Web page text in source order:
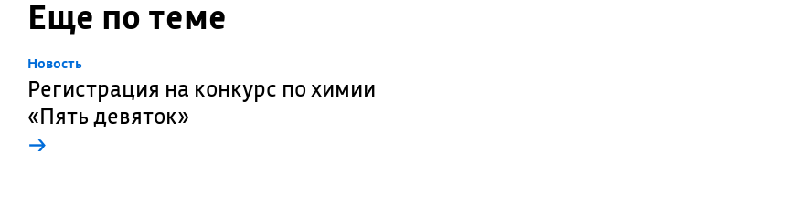
Еще по теме
Новость
Регистрация на конкурс по химии
«Пять девяток»
→